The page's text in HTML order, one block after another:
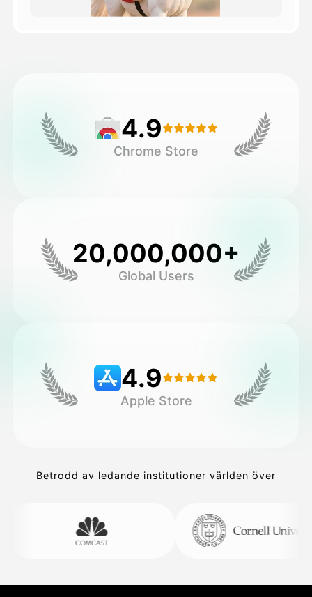
4.9
Chrome Store
20,000,000+
Global Users
4.9
Apple Store
Betrodd av ledande institutioner världen över